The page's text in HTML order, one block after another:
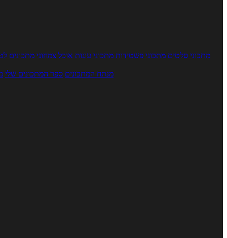
מתכוני סלטים מתכוני פשטידות מתכוני עוגות אוכל צמחוני מתכונים
מנתח המתכונים ספר המתכונים שלי